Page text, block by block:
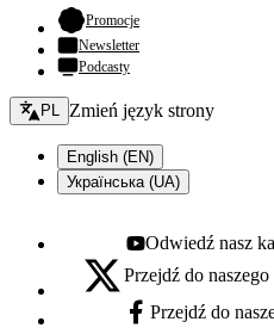
Promocje- otwiera się w nowej
Newsletter
Podcasty
Zmień język - bieżący:
PL Zmień język strony
English (EN)
Українська (UA)
Youtube - otwiera się w
Odwiedź nasz
X - otwiera się w nowej karcie
Przejdź do
Facebook - otwiera się w
Przejdź do